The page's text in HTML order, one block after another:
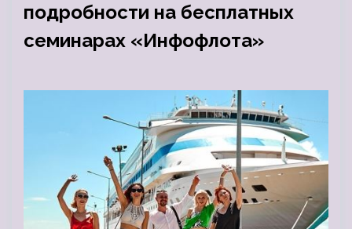
подробности на бесплатных
семинарах «Инфофлота»